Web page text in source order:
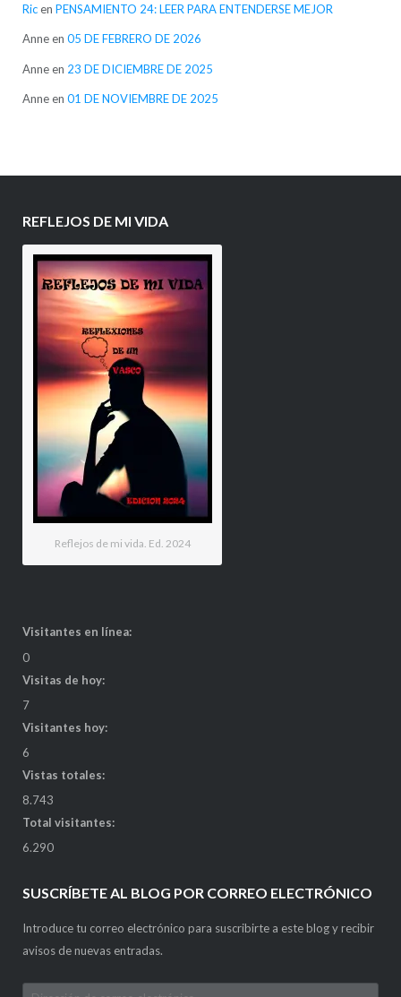
Ricen PENSAMIENTO 24: LEER PARA ENTENDERSE MEJOR
Anneen 05 DE FEBRERO DE 2026
Anneen 23 DE DICIEMBRE DE 2025
Anneen 01 DE NOVIEMBRE DE 2025
REFLEJOS DE MI VIDA
Reflejos de mi vida. Ed. 2024
Visitantes en línea:
0
Visitas de hoy:
7
Visitantes hoy:
6
Vistas totales:
8.743
Total visitantes:
6.290
SUSCRÍBETE AL BLOG POR CORREO ELECTRÓNICO
Introduce tu correo electrónico para suscribirte a este blog y recibir
avisos de nuevas entradas.
Dirección